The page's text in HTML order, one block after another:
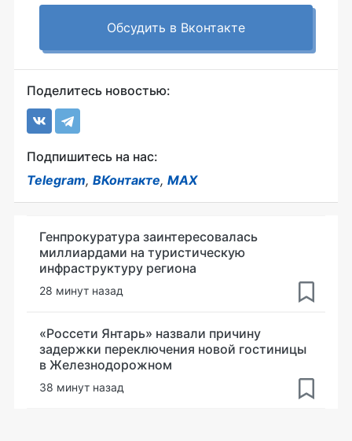
Обсудить в Вконтакте
Поделитесь новостью:
Подпишитесь на нас:
Telegram, ВКонтакте, MAX
Генпрокуратура заинтересовалась
миллиардами на туристическую
инфраструктуру региона
28 минут назад
«Россети Янтарь» назвали причину
задержки переключения новой гостиницы
в Железнодорожном
38 минут назад